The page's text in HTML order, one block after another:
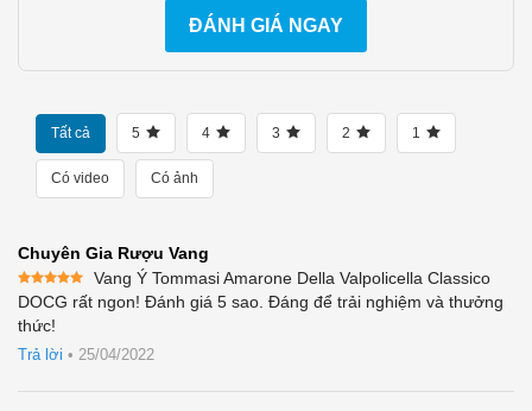
ĐÁNH GIÁ NGAY
Tất cả 5 4 3 2 1
Có video Có ảnh
Chuyên Gia Rượu Vang
Được xếp
hạng55
sao
Vang Ý Tommasi Amarone Della Valpolicella Classico
DOCG rất ngon! Đánh giá 5 sao. Đáng để trải nghiệm và thưởng
thức!
Trả lời • 25/04/2022